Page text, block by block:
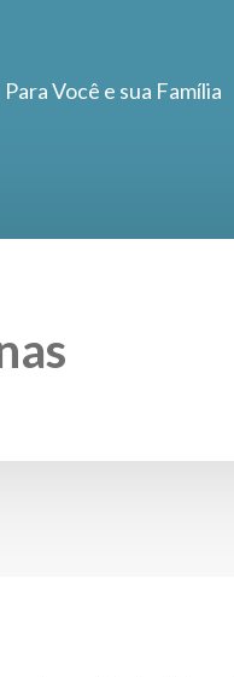
Para Você e sua Família